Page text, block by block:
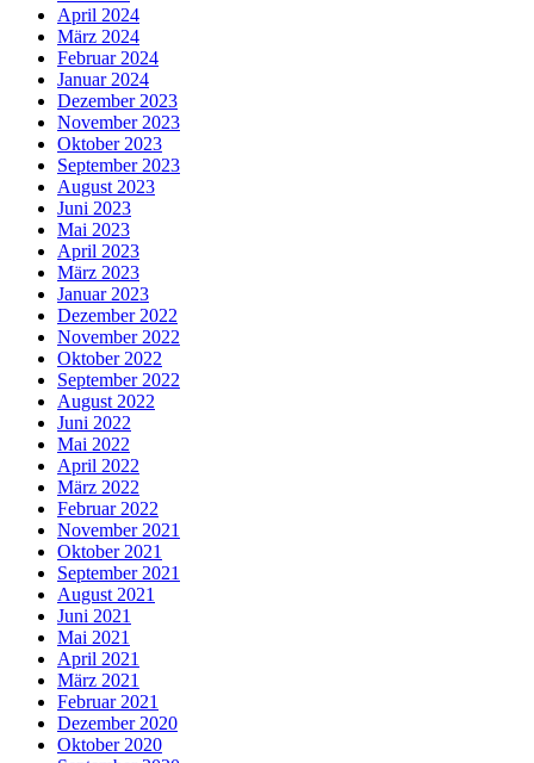
April 2024
März 2024
Februar 2024
Januar 2024
Dezember 2023
November 2023
Oktober 2023
September 2023
August 2023
Juni 2023
Mai 2023
April 2023
März 2023
Januar 2023
Dezember 2022
November 2022
Oktober 2022
September 2022
August 2022
Juni 2022
Mai 2022
April 2022
März 2022
Februar 2022
November 2021
Oktober 2021
September 2021
August 2021
Juni 2021
Mai 2021
April 2021
März 2021
Februar 2021
Dezember 2020
Oktober 2020